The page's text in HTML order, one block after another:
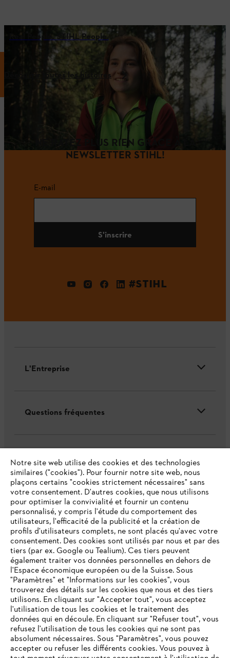
Real People. STIHL People.
Découvrir toutes les histoires
NE RATEZ PLUS RIEN GRÂCE À LA
NEWSLETTER STIHL!
E-mail
S'inscrire
#STIHL
L'Entreprise
Questions fréquentes
Politique de protection des données
Mentions légales Cookies
Informations juridiques
STIHL VERTRIEBS AG, 8617 Mönchaltorf
VOTRE NAVIGATEUR INTERNET
N'EST PLUS PRIS EN CHARGE
Vous utilisez un navigateur Internet que nous ne prenons plus
en charge, et certaines fonctionnalités de notre site ne
peuvent fonctionner correctement. Pour une utilisation
Notre site web utilise des cookies et des technologies
similaires ("cookies"). Pour fournir notre site web, nous
plaçons certains "cookies strictement nécessaires" sans
votre consentement. D'autres cookies, que nous utilisons
pour optimiser la convivialité et fournir un contenu
personnalisé, y compris l'étude du comportement des
utilisateurs, l'efficacité de la publicité et la création de
profils d'utilisateurs complets, ne sont placés qu'avec votre
consentement. Des cookies sont utilisés par nous et par des
tiers (par ex. Google ou Tealium). Ces tiers peuvent
également traiter vos données personnelles en dehors de
l'Espace économique européen ou de la Suisse. Sous
"Paramètres" et "Informations sur les cookies", vous
trouverez des détails sur les cookies que nous et des tiers
utilisons. En cliquant sur "Accepter tout", vous acceptez
l'utilisation de tous les cookies et le traitement des
données qui en découle. En cliquant sur "Refuser tout", vous
refusez l'utilisation de tous les cookies qui ne sont pas
absolument nécessaires. Sous "Paramètres", vous pouvez
accepter ou refuser les différents cookies. Vous pouvez à